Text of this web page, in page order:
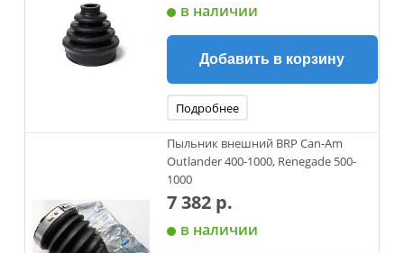
в наличии
Добавить в корзину
Подробнее
Пыльник внешний BRP Can-Am
Outlander 400-1000, Renegade 500-
1000
7 382 р.
в наличии